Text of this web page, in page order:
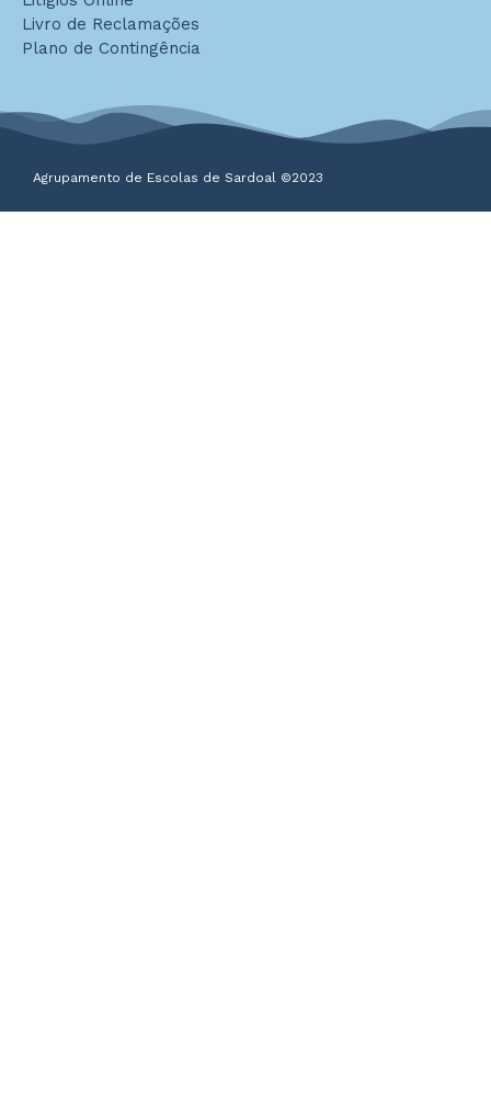
Livro de Reclamações
Plano de Contingência
Agrupamento de Escolas de Sardoal ©2023